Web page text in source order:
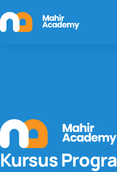
Kursus